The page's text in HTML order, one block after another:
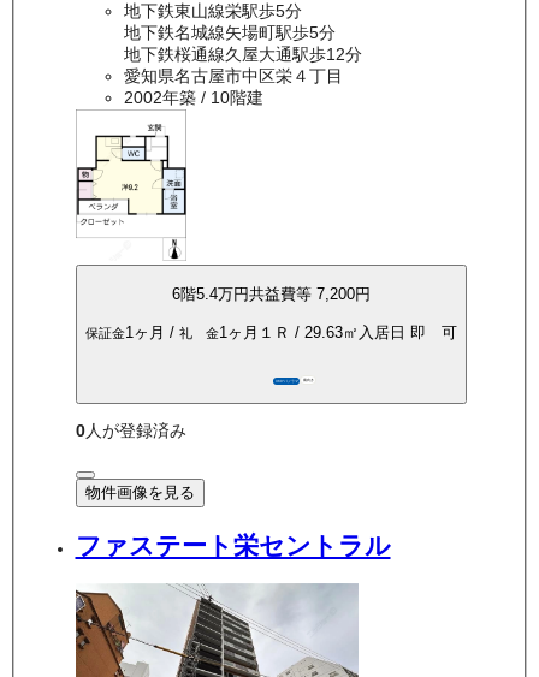
地下鉄東山線栄駅歩5分
地下鉄名城線矢場町駅歩5分
地下鉄桜通線久屋大通駅歩12分
愛知県名古屋市中区栄４丁目
2002年築/ 10階建
6階5.4万円共益費等 7,200円
保証金1ヶ月 / 礼 金1ヶ月 １Ｒ / 29.63㎡ 入居日 即 可
360°パノラマ 南向き
0人が登録済み
物件画像を見る
ファステート栄セントラル